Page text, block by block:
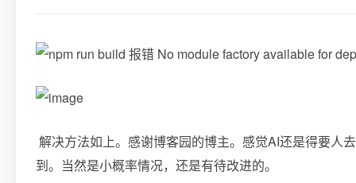
解决方法如上。感谢博客园的博主。感觉AI还是得要人
到。当然是小概率情况，还是有待改进的。